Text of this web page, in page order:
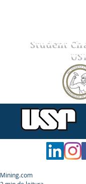
Student
Mining.com